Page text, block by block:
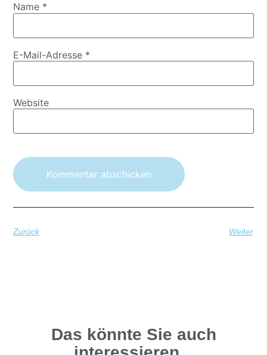
Name *
E-Mail-Adresse *
Website
Zurück Weiter
Das könnte Sie auch